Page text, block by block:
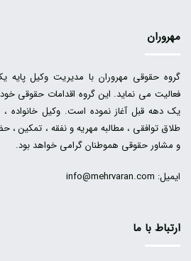
مهروران
گروه حقوقی مهروران با مدیریت وکیل پایه
فعالیت می نماید. این گروه اقدامات حقوقی
یک دهه قبل آغاز نموده است. وکیل خانواده ،
طلاق توافقی ، مطالبه مهریه و نفقه ، تمکین
و مشاور حقوقی هموطنان گرامی خواهد بود.
ایمیل: info@mehrvaran.com
ارتباط با ما